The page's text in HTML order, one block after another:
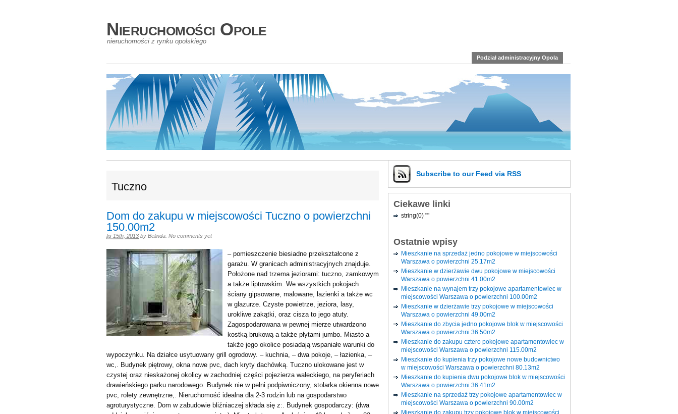
Nieruchomości Opole
nieruchomości z rynku opolskiego
Podział administracyjny Opola
Tuczno
Dom do zakupu w miejscowości Tuczno o powierzchni
150.00m2
lis 15th, 2013 by Belinda No comments yet
– pomieszczenie biesiadne przekształcone z
garażu. W granicach administracyjnych znajduje.
Położone nad trzema jeziorami: tuczno, zamkowym
a także liptowskim. We wszystkich pokojach
ściany gipsowane, malowane, łazienki a także wc
w glazurze. Czyste powietrze, jeziora, lasy,
urokliwe zakątki, oraz cisza to jego atuty.
Zagospodarowana w pewnej mierze utwardzono
kostką brukową a także płytami jumbo. Miasto a
także jego okolice posiadają wspaniałe warunki do
wypoczynku. Na działce usytuowany grill ogrodowy. – kuchnia, – dwa pokoje, – łazienka, –
wc,. Budynek piętrowy, okna nowe pvc, dach kryty dachówką. Tuczno ulokowane jest w
czystej oraz nieskażonej okolicy w zachodniej części pojezierza wałeckiego, na peryferiach
drawieńskiego parku narodowego. Budynek nie w pełni podpiwniczony, stolarka okienna nowe
pvc, rolety zewnętrzne,. Nieruchomość idealna dla 2-3 rodzin lub na gospodarstwo
agroturystyczne. Dom w zabudowie bliźniaczej składa się z:. Budynek gospodarczy: (dwa
Subscribe to our Feed via RSS
Ciekawe linki
string(0) ""
Ostatnie wpisy
Mieszkanie na sprzedaż jedno pokojowe w miejscowości
Warszawa o powierzchni 25.17m2
Mieszkanie w dzierżawie dwu pokojowe w miejscowości
Warszawa o powierzchni 41.00m2
Mieszkanie na wynajem trzy pokojowe apartamentowiec w
miejscowości Warszawa o powierzchni 100.00m2
Mieszkanie w dzierżawie trzy pokojowe w miejscowości
Warszawa o powierzchni 49.00m2
Mieszkanie do zbycia jedno pokojowe blok w miejscowości
Warszawa o powierzchni 36.50m2
Mieszkanie do zakupu cztero pokojowe apartamentowiec w
miejscowości Warszawa o powierzchni 115.00m2
Mieszkanie do kupienia trzy pokojowe nowe budownictwo
w miejscowości Warszawa o powierzchni 80.13m2
Mieszkanie do kupienia dwu pokojowe blok w miejscowości
Warszawa o powierzchni 36.41m2
Mieszkanie na sprzedaż trzy pokojowe apartamentowiec w
miejscowości Warszawa o powierzchni 90.00m2
Mieszkanie do zakupu trzy pokojowe blok w miejscowości